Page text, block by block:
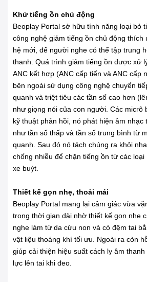
Khử tiếng ồn chủ động
Beoplay Portal sở hữu tính năng loại bỏ
công nghệ giảm tiếng ồn chủ động thích
hệ mới, để người nghe có thể tập trung
thanh. Quá trình giảm tiếng ồn được xử
ANC kết hợp (ANC cấp tiến và ANC cấp
bên ngoài sử dụng công nghệ chuyển
quanh và triệt tiêu các tần số cao hơn
như giọng nói của con người. Các micrô
kỹ thuật phản hồi, nó phát hiện âm nhạc
như tần số thấp và tần số trung bình từ
quanh. Sau đó nó tách chúng ra khỏi
chống nhiễu để chặn tiếng ồn từ các loại
xe buýt.
Thiết kế gọn nhẹ, thoải mái
Beoplay Portal mang lại cảm giác vừa
trong thời gian dài nhờ thiết kế gọn nhẹ
nghe làm từ da cừu non và có đệm tai
vật liệu thoáng khí tối ưu. Ngoài ra còn
giúp cải thiện hiệu suất cách ly âm
lực lên tai khi đeo.